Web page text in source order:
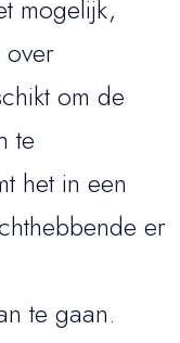
mogelijk,
om de
te
het in een
er
te gaan.